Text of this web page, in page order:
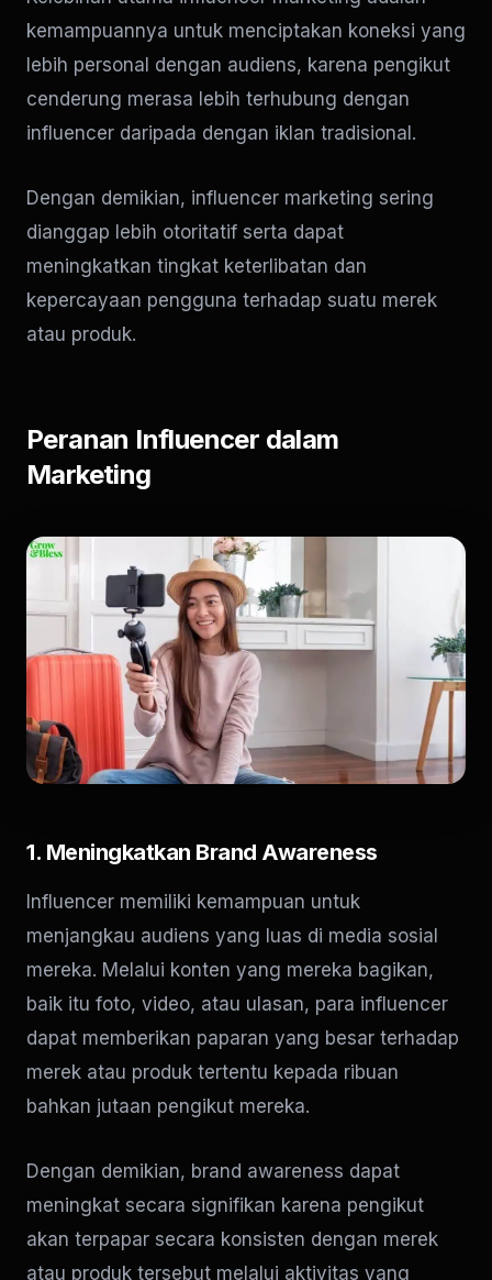
kemampuannya untuk menciptakan koneksi yang
lebih personal dengan audiens, karena pengikut
cenderung merasa lebih terhubung dengan
influencer daripada dengan iklan tradisional.
Dengan demikian, influencer marketing sering
dianggap lebih otoritatif serta dapat
meningkatkan tingkat keterlibatan dan
kepercayaan pengguna terhadap suatu merek
atau produk.
Peranan Influencer dalam
Marketing
1. Meningkatkan Brand Awareness
Influencer memiliki kemampuan untuk
menjangkau audiens yang luas di media sosial
mereka. Melalui konten yang mereka bagikan,
baik itu foto, video, atau ulasan, para influencer
dapat memberikan paparan yang besar terhadap
merek atau produk tertentu kepada ribuan
bahkan jutaan pengikut mereka.
Dengan demikian, brand awareness dapat
meningkat secara signifikan karena pengikut
akan terpapar secara konsisten dengan merek
atau produk tersebut melalui aktivitas yang